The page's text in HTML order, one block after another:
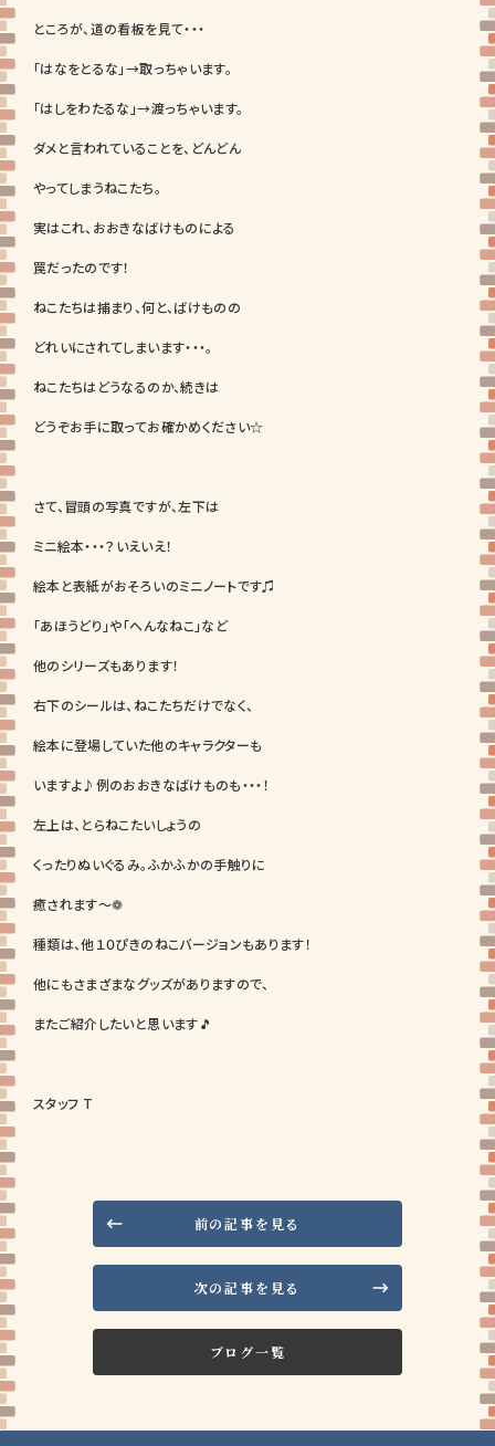
ところが、道の看板を見て・・・
「はなをとるな」→取っちゃいます。
「はしをわたるな」→渡っちゃいます。
ダメと言われていることを、どんどん
やってしまうねこたち。
実はこれ、おおきなばけものによる
罠だったのです！
ねこたちは捕まり、何と、ばけものの
どれいにされてしまいます・・・。
ねこたちはどうなるのか、続きは
どうぞお手に取ってお確かめください☆
さて、冒頭の写真ですが、左下は
ミニ絵本・・・？いえいえ！
絵本と表紙がおそろいのミニノートです♫
「あほうどり」や「へんなねこ」など
他のシリーズもあります！
右下のシールは、ねこたちだけでなく、
絵本に登場していた他のキャラクターも
いますよ♪例のおおきなばけものも・・・！
左上は、とらねこたいしょうの
くったりぬいぐるみ。ふかふかの手触りに
癒されます～❁
種類は、他１０ぴきのねこバージョンもあります！
他にもさまざまなグッズがありますので、
またご紹介したいと思います🎵
スタッフ T
前の記事を見る
ブログ一覧
次の記事を見る